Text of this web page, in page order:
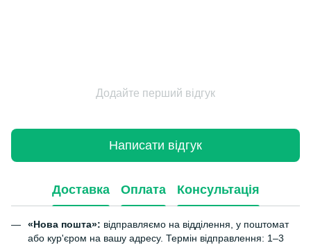
Додайте перший відгук
Написати відгук
Доставка Оплата Консультація
«Нова пошта»: відправляємо на відділення, у поштомат
або кур'єром на вашу адресу. Термін відправлення: 1–3